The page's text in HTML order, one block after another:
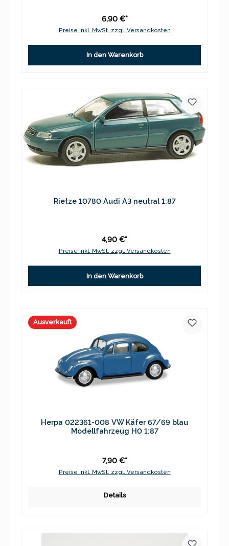
6,90 €*
Preise inkl. MwSt. zzgl. Versandkosten
In den Warenkorb
Rietze 10780 Audi A3 neutral 1:87
4,90 €*
Preise inkl. MwSt. zzgl. Versandkosten
In den Warenkorb
Ausverkauft
Herpa 022361-008 VW Käfer 67/69 blau
Modellfahrzeug H0 1:87
7,90 €*
Preise inkl. MwSt. zzgl. Versandkosten
Details